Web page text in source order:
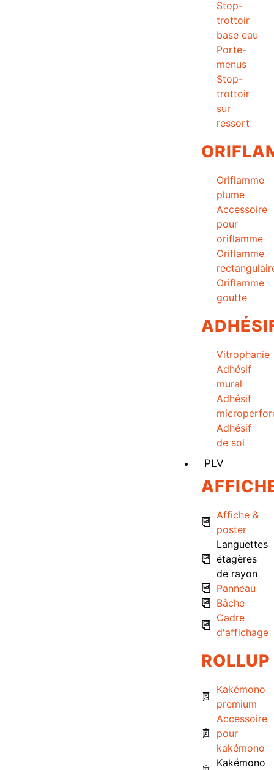
Stop-
trottoir
base eau
Porte-
menus
Stop-
trottoir
sur
ressort
Oriflamme
plume
Accessoire
pour
oriflamme
Oriflamme
Oriflamme
goutte
Vitrophanie
Adhésif
mural
Adhésif
Adhésif
de sol
PLV
Affiche &
poster
Languettes
étagères
de rayon
Panneau
Bâche
Cadre
d'affichage
ROLLUP
Kakémono
premium
Accessoire
pour
kakémono
Kakémono